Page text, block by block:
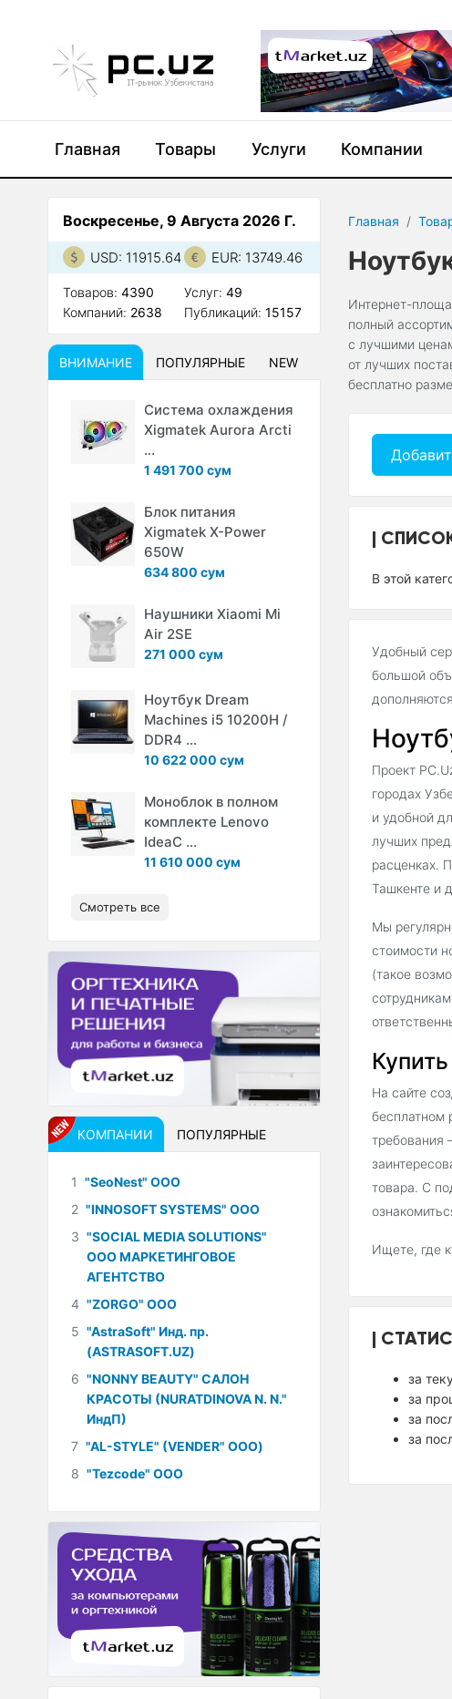
Главная Товары Услуги Компании
Главная
Интернет-
полный
с лучшими
от лучших
бесплатно
В этой
Удобный
большой
Проект
городах
и удобной
лучших
расценках.
Ташкенте и
Мы
стоимости
(такое
На сайте
бесплатном
требования
товара. С
Ищете, где
за
за
за
за
Воскресенье, 9 Августа 2026 Г.
USD: 11915.64 EUR: 13749.46
Товаров: 4390
Компаний: 2638
Услуг:49
Публикаций:15157
ВНИМАНИЕ ПОПУЛЯРНЫЕ NEW
Система охлаждения
Xigmatek Aurora Arcti
...
1 491 700 сум
Блок питания
Xigmatek X-Power
650W
634 800 сум
Наушники Xiaomi Mi
Air 2SE
271 000 сум
Ноутбук Dream
Machines i5 10200H /
DDR4 ...
10 622 000 сум
Моноблок в полном
комплекте Lenovo
IdeaC ...
11 610 000 сум
Смотреть все
КОМПАНИИ ПОПУЛЯРНЫЕ
1 "SeoNest" ООО
2 "INNOSOFT SYSTEMS" ООО
3 "SOCIAL MEDIA SOLUTIONS"
ООО МАРКЕТИНГОВОЕ
АГЕНТСТВО
4 "ZORGO" ООО
5 "AstraSoft" Инд. пр.
(ASTRASOFT.UZ)
6 "NONNY BEAUTY" САЛОН
КРАСОТЫ (NURATDINOVA N. N."
ИндП)
7 "AL-STYLE" (VENDER" ООО)
8 "Tezcode" ООО